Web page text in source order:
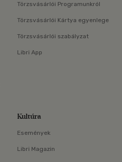
Törzsvásárlói Programunkról
Törzsvásárlói Kártya egyenlege
Törzsvásárlói szabályzat
Libri App
Kultúra
Események
Libri Magazin